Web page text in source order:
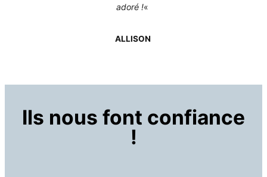
adoré !«
ALLISON
Ils nous font confiance
!